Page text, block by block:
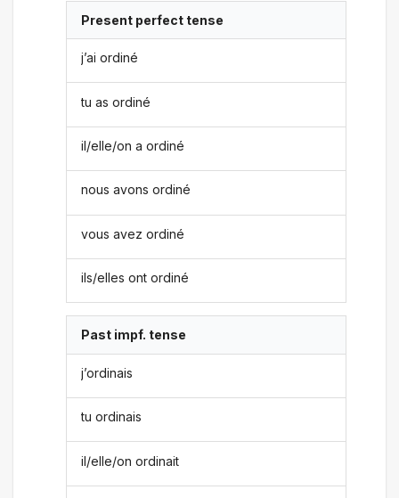
Present perfect tense
j’ai ordiné
tu as ordiné
il/elle/on a ordiné
nous avons ordiné
vous avez ordiné
ils/elles ont ordiné
Past impf. tense
j’ordinais
tu ordinais
il/elle/on ordinait